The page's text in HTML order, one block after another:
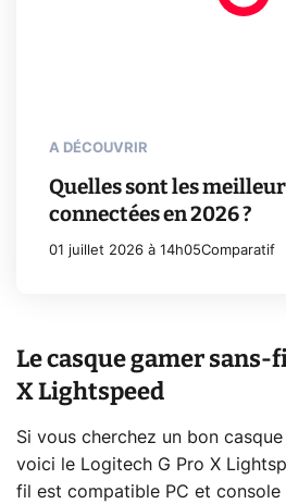
A DÉCOUVRIR
Quelles sont les
connectées en 2026 ?
01 juillet 2026 à 14h05Comparatif
Le casque gamer sans-
X Lightspeed
Si vous cherchez un bon
voici le Logitech G Pro X
fil est compatible PC et console